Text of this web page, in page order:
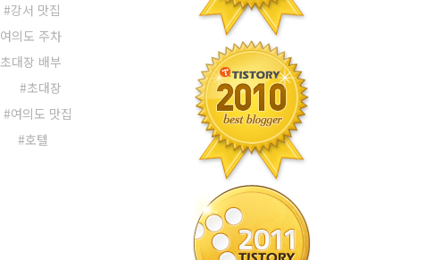
강서 맛집
여의도 주차
초대장 배부
초대장
여의도 맛집
호텔